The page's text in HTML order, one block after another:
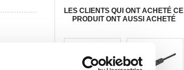
LES CLIENTS QUI ONT ACHETÉ CE
PRODUIT ONT AUSSI ACHETÉ